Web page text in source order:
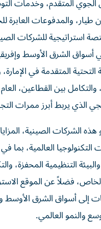
والمدفوعات العابرة
استراتيجية للشركات
أسواق الشرق الأوسط
المتقدمة في الإمارة،
والتكامل بين القطاعين،
الذي يربط أبرز ممرات
الشركات الصينية، المزايا
العالمية، بما
التنظيمية المحفزة،
فضلاً عن الموقع
إلى أسواق الشرق الأوسط
والنمو العالمي.